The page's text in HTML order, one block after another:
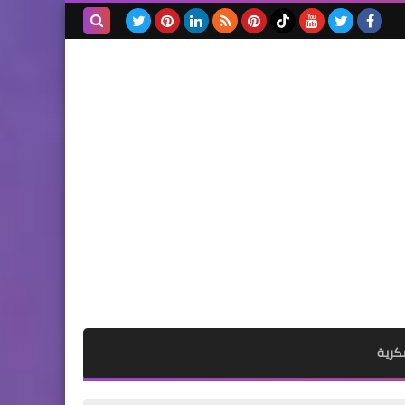
الرئيسية
10 معلومات عن منحة تحديد
الرئيسية